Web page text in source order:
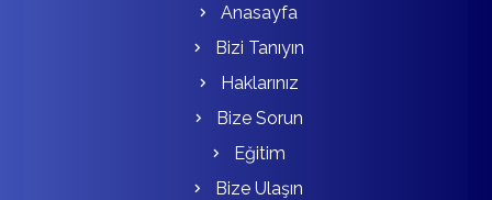
Anasayfa
Bizi Tanıyın
Haklarınız
Bize Sorun
Eğitim
Bize Ulaşın